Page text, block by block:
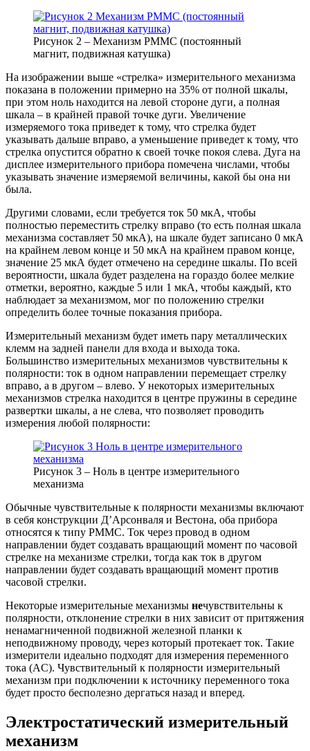
Рисунок 2 – Механизм PMMC (постоянный
магнит, подвижная катушка)
На изображении выше «стрелка» измерительного механизма
показана в положении примерно на 35% от полной шкалы,
при этом ноль находится на левой стороне дуги, а полная
шкала – в крайней правой точке дуги. Увеличение
измеряемого тока приведет к тому, что стрелка будет
указывать дальше вправо, а уменьшение приведет к тому, что
стрелка опустится обратно к своей точке покоя слева. Дуга на
дисплее измерительного прибора помечена числами, чтобы
указывать значение измеряемой величины, какой бы она ни
была.
Другими словами, если требуется ток 50 мкА, чтобы
полностью переместить стрелку вправо (то есть полная шкала
механизма составляет 50 мкА), на шкале будет записано 0 мкА
на крайнем левом конце и 50 мкА на крайнем правом конце,
значение 25 мкА будет отмечено на середине шкалы. По всей
вероятности, шкала будет разделена на гораздо более мелкие
отметки, вероятно, каждые 5 или 1 мкА, чтобы каждый, кто
наблюдает за механизмом, мог по положению стрелки
определить более точные показания прибора.
Измерительный механизм будет иметь пару металлических
клемм на задней панели для входа и выхода тока.
Большинство измерительных механизмов чувствительны к
полярности: ток в одном направлении перемещает стрелку
вправо, а в другом – влево. У некоторых измерительных
механизмов стрелка находится в центре пружины в середине
развертки шкалы, а не слева, что позволяет проводить
измерения любой полярности:
Рисунок 3 – Ноль в центре измерительного
механизма
Обычные чувствительные к полярности механизмы включают
в себя конструкции Д’Арсонваля и Вестона, оба прибора
относятся к типу PMMC. Ток через провод в одном
направлении будет создавать вращающий момент по часовой
стрелке на механизме стрелки, тогда как ток в другом
направлении будет создавать вращающий момент против
часовой стрелки.
Некоторые измерительные механизмы нечувствительны к
полярности, отклонение стрелки в них зависит от притяжения
ненамагниченной подвижной железной планки к
неподвижному проводу, через который протекает ток. Такие
измерители идеально подходят для измерения переменного
тока (AC). Чувствительный к полярности измерительный
механизм при подключении к источнику переменного тока
будет просто бесполезно дергаться назад и вперед.
Электростатический измерительный
механизм